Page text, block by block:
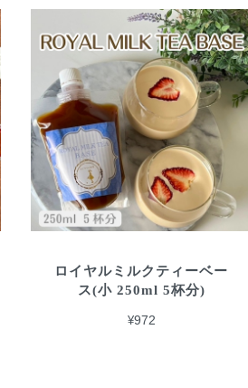
ロイヤルミルクティーベー
ス(小 250ml 5杯分)
¥972